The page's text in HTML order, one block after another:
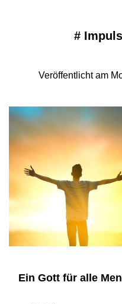
#
Veröffentlicht am
Ein Gott für alle